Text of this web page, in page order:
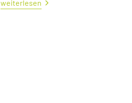
weiterlesen